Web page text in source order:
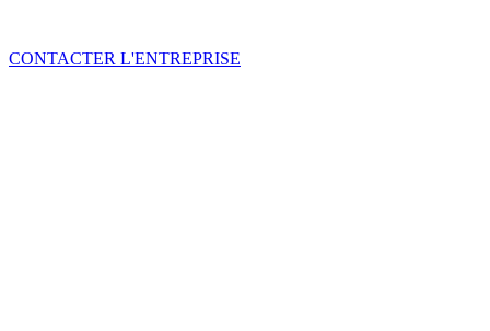
CONTACTER L'ENTREPRISE